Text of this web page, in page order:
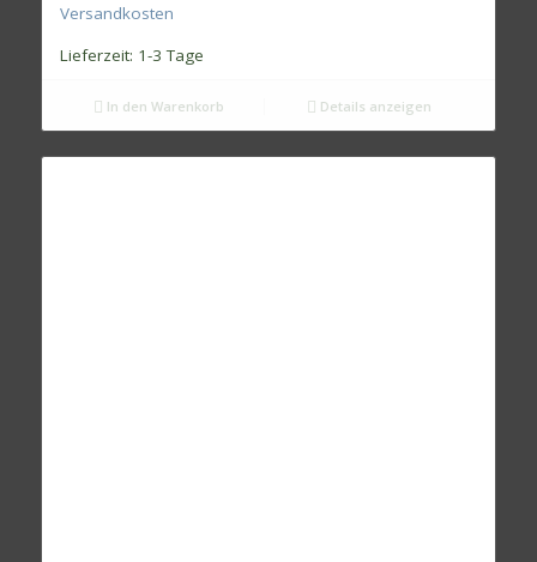
Versandkosten
Lieferzeit: 1-3 Tage
In den Warenkorb Details anzeigen